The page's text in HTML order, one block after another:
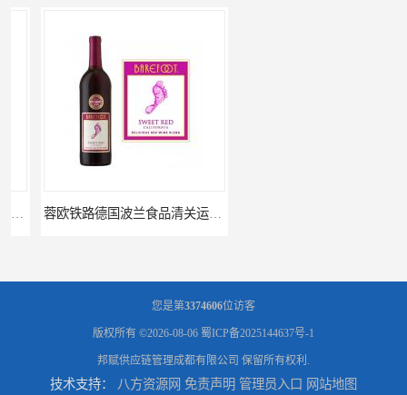
蓉欧铁路德国波兰食品清关运输门到门
您是第3374606位访客
版权所有 ©2026-08-06 蜀ICP备2025144637号-1
邦赋供应链管理成都有限公司 保留所有权利.
技术支持： 八方资源网 免责声明 管理员入口 网站地图